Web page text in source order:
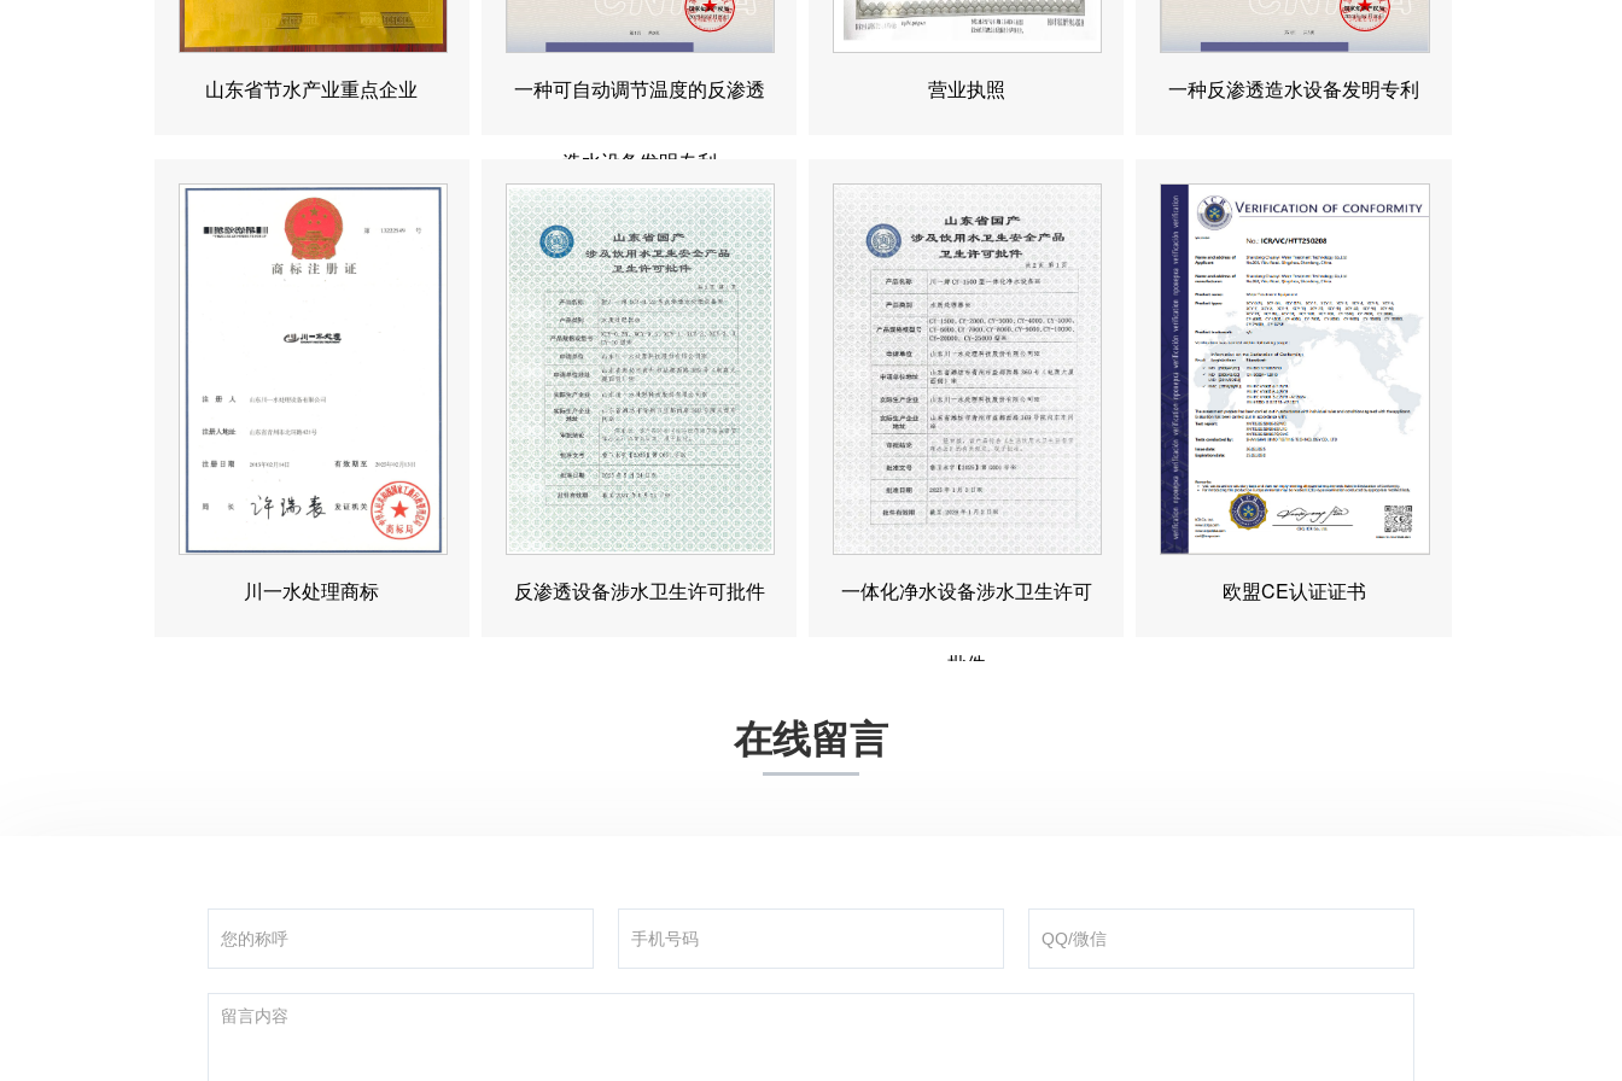
山东省节水产业重点企业 一种可自动调节温度的反渗透
造水设备发明专利
营业执照 一种反渗透造水设备发明专利
川一水处理商标 反渗透设备涉水卫生许可批件 一体化净水设备涉水卫生许可
批件
欧盟CE认证证书
在线留言